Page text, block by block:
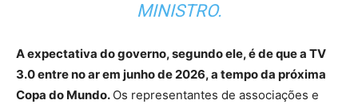
MINISTRO.
A expectativa do governo, segundo ele, é de que a TV
3.0 entre no ar em junho de 2026, a tempo da próxima
Copa do Mundo. Os representantes de associações e